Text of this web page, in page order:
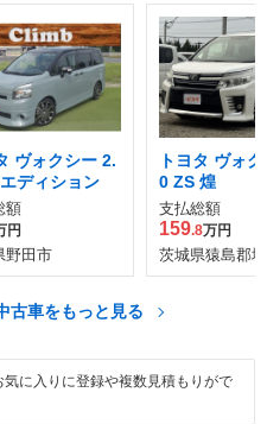
ヴォクシー 2.
ディション
額
円
野田市
トヨタ ヴォ
0 ZS 煌
支払総額
159.8万円
茨城県猿島郡
古車をもっと見る
気に入りに登録や複数見積もりがで